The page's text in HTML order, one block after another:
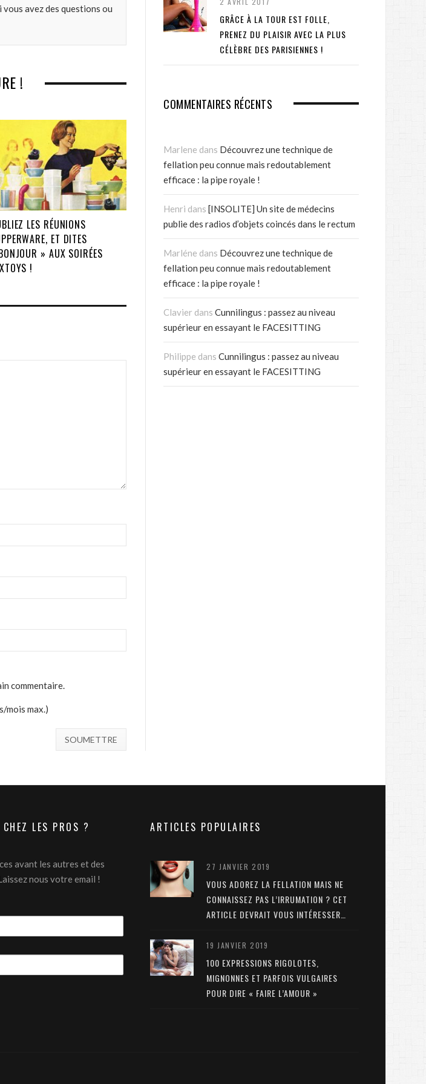
k
n
avez des questions ou
!
LES RÉUNIONS
ET DITES
» AUX SOIRÉES
!
commentaire.
mois max.)
GRÂCE À LA TOUR EST FOLLE,
PRENEZ DU PLAISIR AVEC LA PLUS
CÉLÈBRE DES PARISIENNES !
COMMENTAIRES RÉCENTS
Marlene dans Découvrez une technique de
fellation peu connue mais redoutablement
efficace : la pipe royale !
Henri dans [INSOLITE] Un site de médecins
publie des radios d’objets coincés dans le rectum
Marléne dans Découvrez une technique de
fellation peu connue mais redoutablement
efficace : la pipe royale !
Clavier dans Cunnilingus : passez au niveau
supérieur en essayant le FACESITTING
Philippe dans Cunnilingus : passez au niveau
supérieur en essayant le FACESITTING
LES PROS ?
avant les autres et des
nous votre email !
ARTICLES POPULAIRES
27 JANVIER 2019
VOUS ADOREZ LA FELLATION MAIS NE
CONNAISSEZ PAS L’IRRUMATION ? CET
ARTICLE DEVRAIT VOUS INTÉRESSER…
19 JANVIER 2019
100 EXPRESSIONS RIGOLOTES,
MIGNONNES ET PARFOIS VULGAIRES
POUR DIRE « FAIRE L’AMOUR »